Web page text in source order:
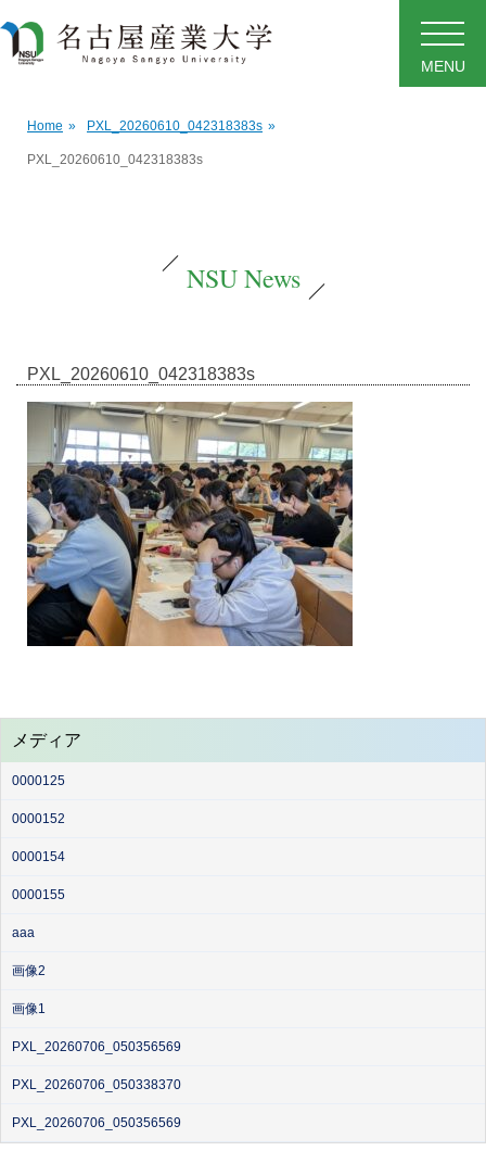
MENU
Home » PXL_20260610_042318383s »
PXL_20260610_042318383s
NSU News
PXL_20260610_042318383s
メディア
0000125
0000152
0000154
0000155
aaa
画像2
画像1
PXL_20260706_050356569
PXL_20260706_050338370
PXL_20260706_050356569